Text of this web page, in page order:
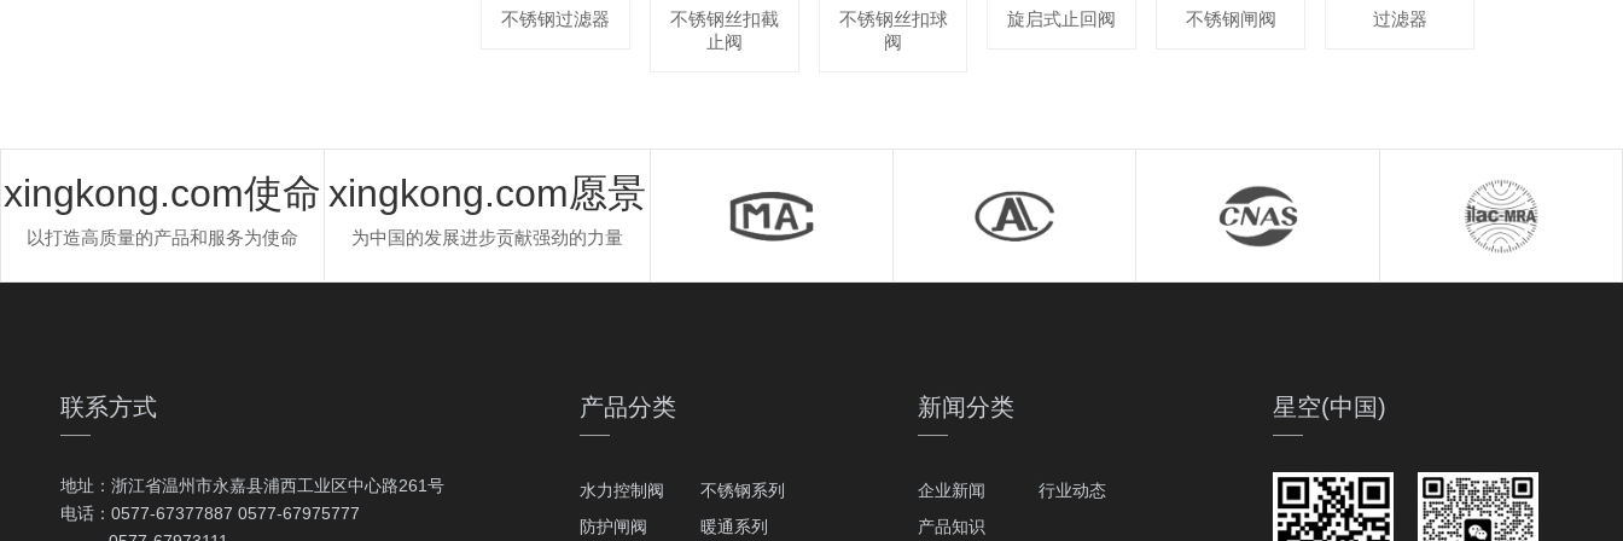
不锈钢过滤器
不锈钢丝扣截
止阀
不锈钢丝扣球
阀
旋启式止回阀 不锈钢闸阀 过滤器
xingkong.com使命
以打造高质量的产品和服务为使命
xingkong.com愿景
为中国的发展进步贡献强劲的力量
联系方式
地址：浙江省温州市永嘉县浦西工业区中心路261号
电话：0577-67377887 0577-67975777
产品分类
水力控制阀
不锈钢系列
防护闸阀
暖通系列
新闻分类
企业新闻
行业动态
产品知识
星空(中国)